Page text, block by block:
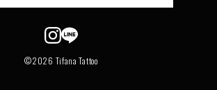
©2026 Tifana Tattoo